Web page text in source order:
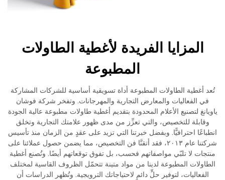
المزايا الفريدة لأغطية الطاولات
المطبوعة
تُعد أغطية الطاولات المطبوعة أداة تسويقية أساسية للشركات المشاركة
في الفعاليات والمعارض التجارية والمهرجانات. وتفخر شركة فوشان
ياويانغ لتصنيع الأعلام المحدودة بتقديم أغطية طاولات مطبوعة عالية الجودة
وقابلة للتخصيص، والتي تعزِّز من مدى ظهور علامتك التجارية وتخلق
انطباعًا احترافيًّا. وبفضل خبرتنا التي تزيد على عقدٍ من الزمان منذ تأسيس
شركتنا عام ٢٠١٣، فقد أتقنَّا فن التخصيص، مما يضمن حصول عملائنا على
منتجات لا تلبّي مواصفاتهم فحسب، بل تفوق توقعاتهم أيضًا. وتُصنع أغطية
الطاولات المطبوعة لدينا من مواد متينة تتحمّل الظروف القاسية لمختلف
الفعاليات، لتوفير حلٍّ دائمٍ لاحتياجاتك الترويجية. وتُظهر الدراسات أن